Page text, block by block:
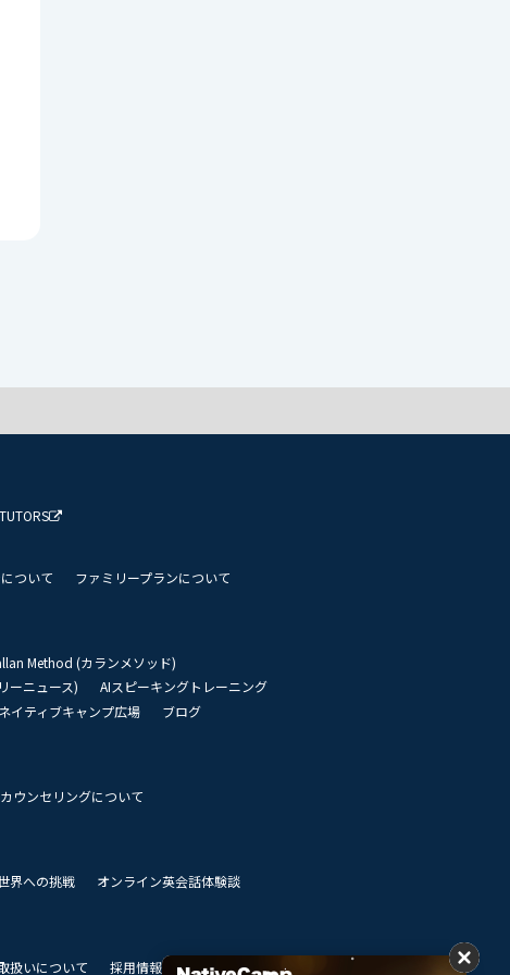
ついて
ファミリープランについて
Method (カランメソッド)
ーニュース)
AIスピーキングトレーニング
ネイティブキャンプ広場
ブログ
カウンセリングについて
界への挑戦
オンライン英会話体験談
扱いについて 採用情報 私達のビジョン